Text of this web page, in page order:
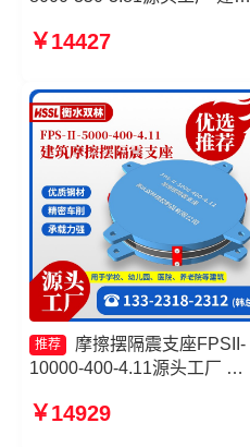
FPS-Ⅱ-2000-500-3.8厂家
￥14427
推荐
摩擦摆隔震支座FPSII-
10000-400-4.11源头工厂 摩
200生产厂家 摩擦复摆隔震支
￥14929